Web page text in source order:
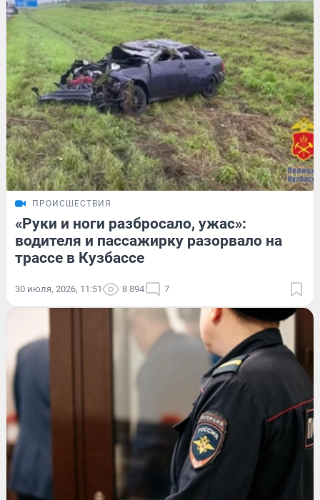
ПРОИСШЕСТВИЯ
«Руки и ноги разбросало, ужас»:
водителя и пассажирку разорвало на
трассе в Кузбассе
30 июля, 2026, 11:51 8 894 7